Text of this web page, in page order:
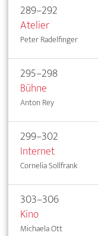
289–292
Atelier
Peter Radelfinger
295–298
Bühne
Anton Rey
299–302
Internet
Cornelia Sollfrank
303–306
Kino
Michaela Ott